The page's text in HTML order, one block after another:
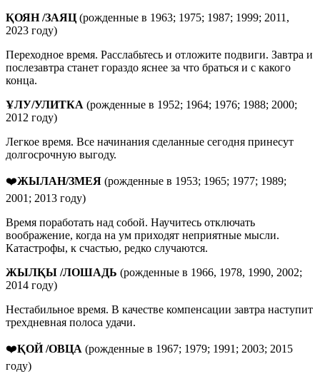
ҚОЯН /ЗАЯЦ (рожденные в 1963; 1975; 1987; 1999; 2011,
2023 году)
Переходное время. Расслабьтесь и отложите подвиги. Завтра и
послезавтра станет гораздо яснее за что браться и с какого
конца.
ҰЛУ/УЛИТКА (рожденные в 1952; 1964; 1976; 1988; 2000;
2012 году)
Легкое время. Все начинания сделанные сегодня принесут
долгосрочную выгоду.
❤️ЖЫЛАН/ЗМЕЯ (рожденные в 1953; 1965; 1977; 1989;
2001; 2013 году)
Время поработать над собой. Научитесь отключать
воображение, когда на ум приходят неприятные мысли.
Катастрофы, к счастью, редко случаются.
ЖЫЛҚЫ /ЛОШАДЬ (рожденные в 1966, 1978, 1990, 2002;
2014 году)
Нестабильное время. В качестве компенсации завтра наступит
трехдневная полоса удачи.
❤️ҚОЙ /ОВЦА (рожденные в 1967; 1979; 1991; 2003; 2015
году)